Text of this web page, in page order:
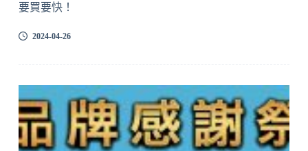
要買要快！
2024-04-26